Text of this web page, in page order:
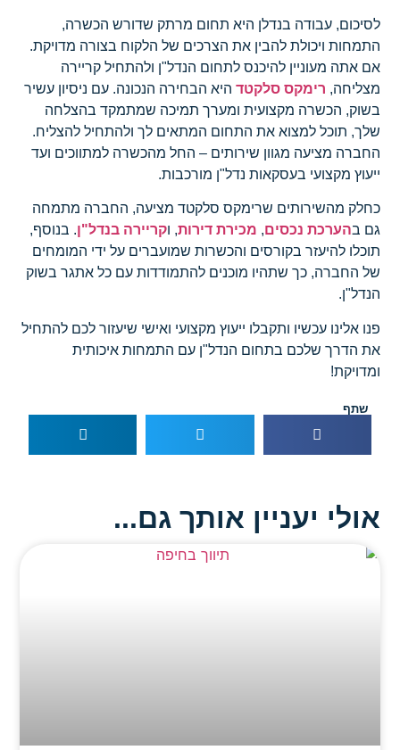
לסיכום, עבודה בנדלן היא תחום מרתק שדורש הכשרה,
התמחות ויכולת להבין את הצרכים של הלקוח בצורה מדויקת.
אם אתה מעוניין להיכנס לתחום הנדל"ן ולהתחיל קריירה
מצליחה, רימקס סלקטד היא הבחירה הנכונה. עם ניסיון עשיר
בשוק, הכשרה מקצועית ומערך תמיכה שמתמקד בהצלחה
שלך, תוכל למצוא את התחום המתאים לך ולהתחיל להצליח.
החברה מציעה מגוון שירותים – החל מהכשרה למתווכים ועד
ייעוץ מקצועי בעסקאות נדל"ן מורכבות.
כחלק מהשירותים שרימקס סלקטד מציעה, החברה מתמחה
גם בהערכת נכסים, מכירת דירות, וקריירה בנדל"ן. בנוסף,
תוכלו להיעזר בקורסים והכשרות שמועברים על ידי המומחים
של החברה, כך שתהיו מוכנים להתמודדות עם כל אתגר בשוק
הנדל"ן.
פנו אלינו עכשיו ותקבלו ייעוץ מקצועי ואישי שיעזור לכם להתחיל
את הדרך שלכם בתחום הנדל"ן עם התמחות איכותית
ומדויקת!
שתף
אולי יעניין אותך גם...